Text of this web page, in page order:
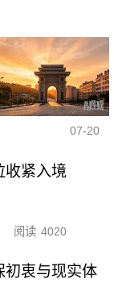
07-20
收紧入境
阅读 4020
初衷与现实体